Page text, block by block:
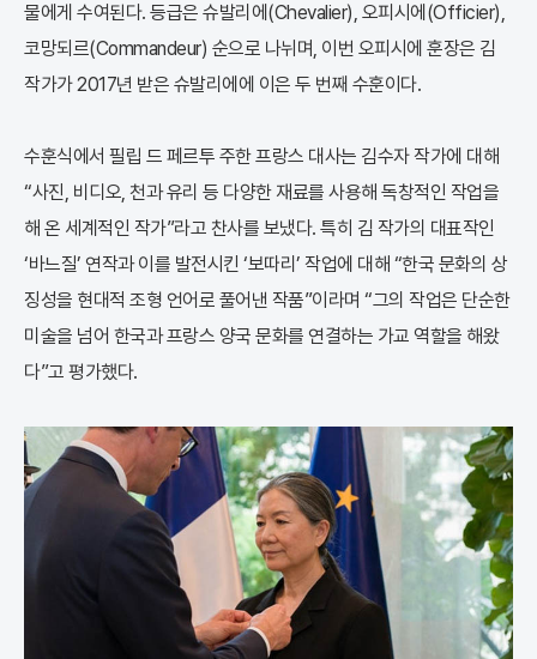
물에게 수여된다. 등급은 슈발리에(Chevalier), 오피시에(Officier),
코망되르(Commandeur) 순으로 나뉘며, 이번 오피시에 훈장은 김
작가가 2017년 받은 슈발리에에 이은 두 번째 수훈이다.
수훈식에서 필립 드 페르투 주한 프랑스 대사는 김수자 작가에 대해
“사진, 비디오, 천과 유리 등 다양한 재료를 사용해 독창적인 작업을
해 온 세계적인 작가”라고 찬사를 보냈다. 특히 김 작가의 대표작인
‘바느질’ 연작과 이를 발전시킨 ‘보따리’ 작업에 대해 “한국 문화의 상
징성을 현대적 조형 언어로 풀어낸 작품”이라며 “그의 작업은 단순한
미술을 넘어 한국과 프랑스 양국 문화를 연결하는 가교 역할을 해왔
다”고 평가했다.